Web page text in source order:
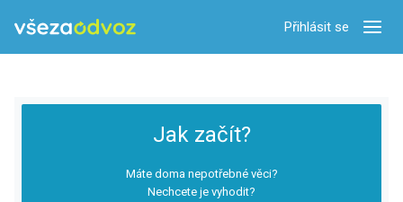
Přihlásit se
Jak začít?
Máte doma nepotřebné věci?
Nechcete je vyhodit?